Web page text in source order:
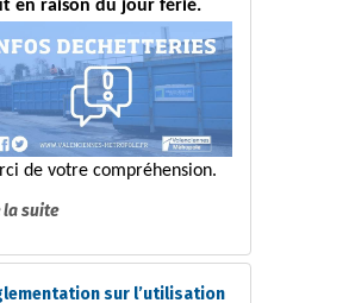
en raison du jour férié.
de votre compréhension.
la suite
sur l’utilisation